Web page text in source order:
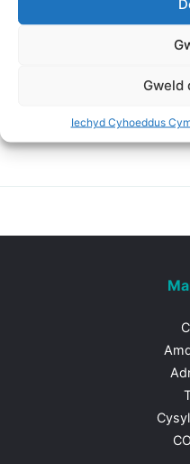
Gweld
Iechyd Cyhoeddus
Cylchlythyr Peilot -